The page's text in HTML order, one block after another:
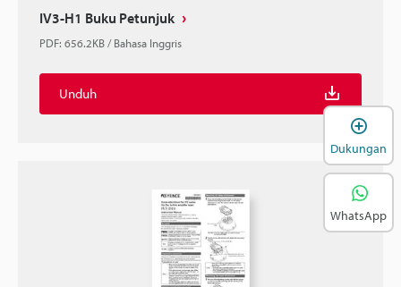
IV3-H1 Buku Petunjuk
PDF: 656.2KB/Bahasa Inggris
Unduh
Dukungan
WhatsApp